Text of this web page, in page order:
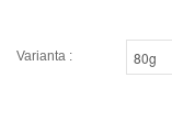
Varianta :